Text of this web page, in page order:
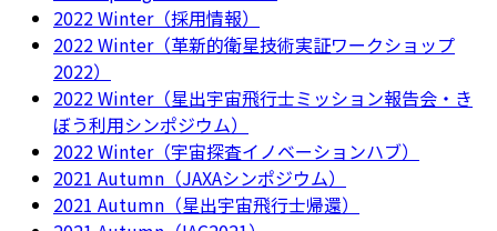
2022 Winter（採用情報）
2022 Winter（革新的衛星技術実証ワークショップ
2022）
2022 Winter（星出宇宙飛行士ミッション報告会・き
ぼう利用シンポジウム）
2022 Winter（宇宙探査イノベーションハブ）
2021 Autumn（JAXAシンポジウム）
2021 Autumn（星出宇宙飛行士帰還）